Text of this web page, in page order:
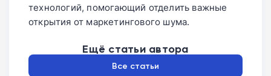
технологий, помогающий отделить важные
открытия от маркетингового шума.
Ещё статьи автора
Все статьи